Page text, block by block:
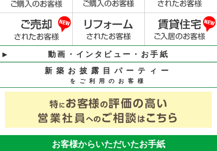
動画・インタビュー・お手紙
新築お披露目パーティー
をご利用のお客様
お客様からいただいたお手紙